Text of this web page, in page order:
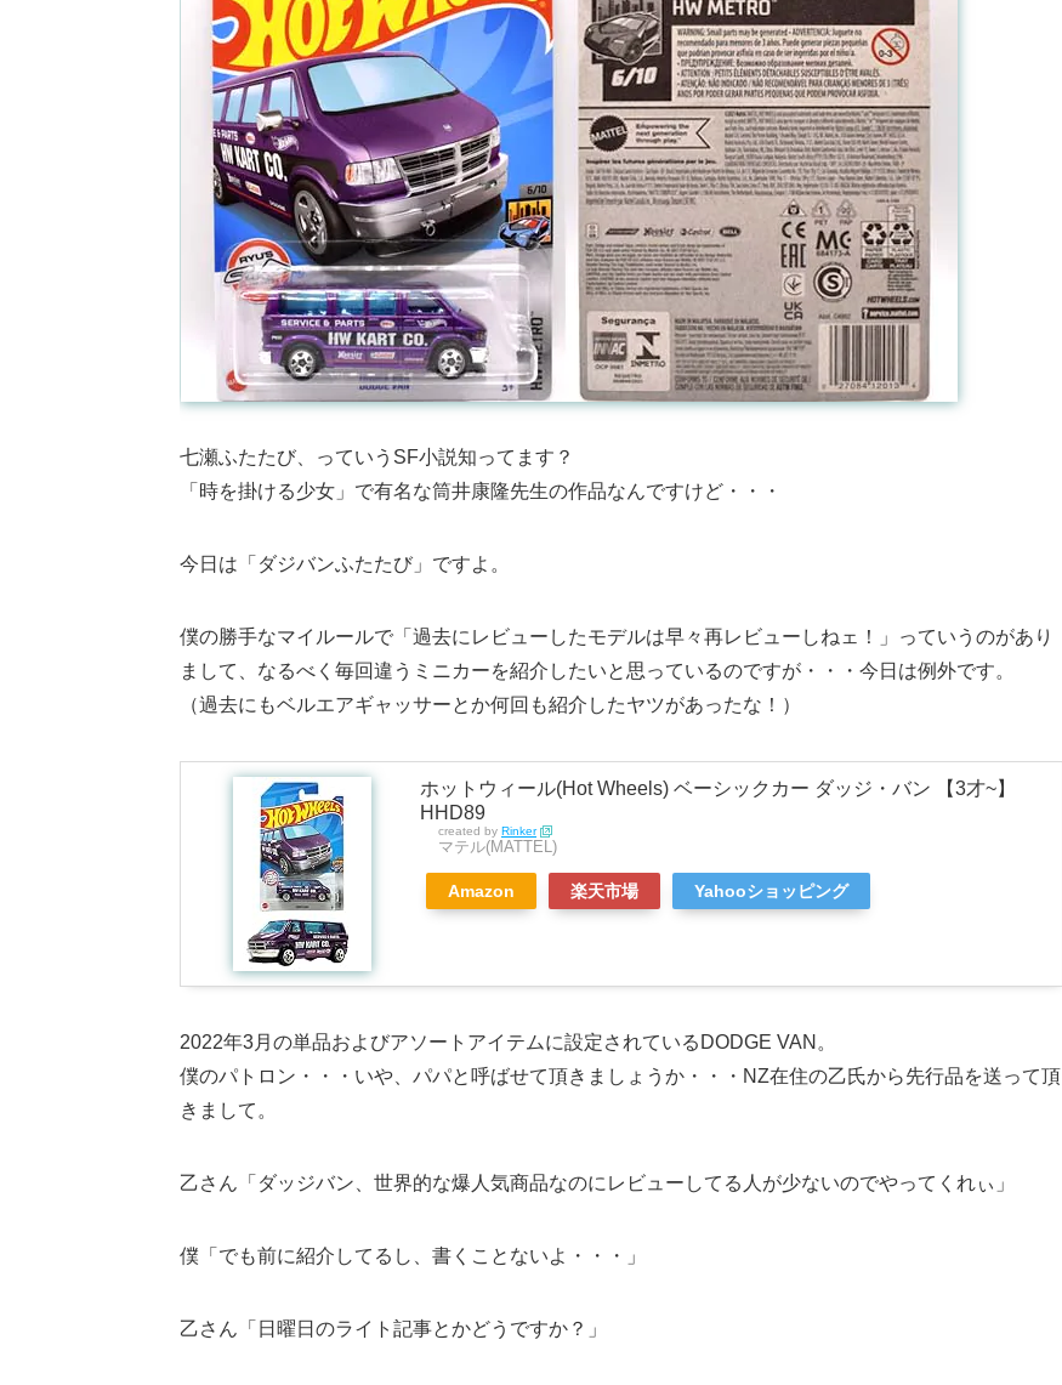
七瀬ふたたび、っていうSF小説知ってます？
「時を掛ける少女」で有名な筒井康隆先生の作品なんですけど・・・
今日は「ダジバンふたたび」ですよ。
僕の勝手なマイルールで「過去にレビューしたモデルは早々再レビューしねェ！」っていうのがあり
まして、なるべく毎回違うミニカーを紹介したいと思っているのですが・・・今日は例外です。
（過去にもベルエアギャッサーとか何回も紹介したヤツがあったな！）
ホットウィール(Hot Wheels) ベーシックカー ダッジ・バン 【3才~】
HHD89
created by Rinker
マテル(MATTEL)
Amazon 楽天市場 Yahooショッピング
2022年3月の単品およびアソートアイテムに設定されているDODGE VAN。
僕のパトロン・・・いや、パパと呼ばせて頂きましょうか・・・NZ在住の乙氏から先行品を送って頂
きまして。
乙さん「ダッジバン、世界的な爆人気商品なのにレビューしてる人が少ないのでやってくれぃ」
僕「でも前に紹介してるし、書くことないよ・・・」
乙さん「日曜日のライト記事とかどうですか？」